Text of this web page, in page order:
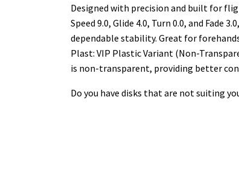
Designed with precision and built for
Speed 9.0, Glide 4.0, Turn 0.0, and
dependable stability. Great for
Plast: VIP Plastic Variant (Non-
is non-transparent, providing better
Do you have disks that are not suiting